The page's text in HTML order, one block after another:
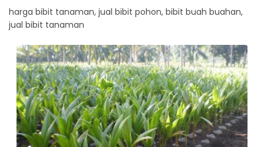
harga bibit tanaman, jual bibit pohon, bibit buah buahan,
jual bibit tanaman